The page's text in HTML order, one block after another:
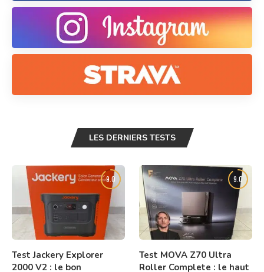
LES DERNIERS TESTS
9.0
Test Jackery Explorer
2000 V2 : le bon
9.0
Test MOVA Z70 Ultra
Roller Complete : le haut